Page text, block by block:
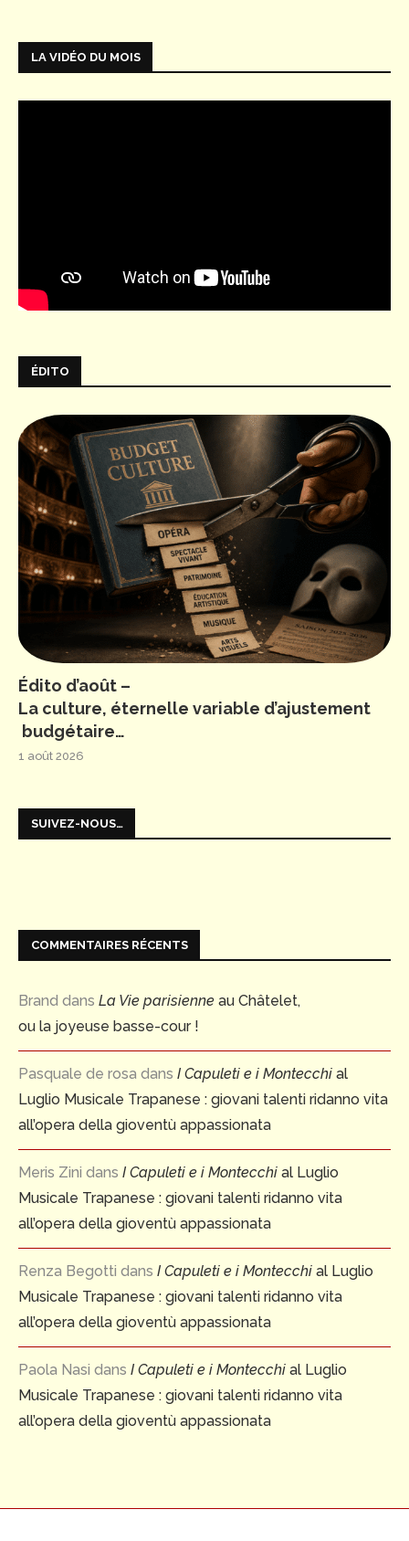
LA VIDÉO DU MOIS
ÉDITO
Édito d’août –
La culture, éternelle variable d’ajustement
budgétaire…
1 août 2026
SUIVEZ-NOUS…
COMMENTAIRES RÉCENTS
Brand dans La Vie parisienne au Châtelet,
ou la joyeuse basse-cour !
Pasquale de rosa dans I Capuleti e i Montecchi al
Luglio Musicale Trapanese : giovani talenti ridanno vita
all’opera della gioventù appassionata
Meris Zini dans I Capuleti e i Montecchi al Luglio
Musicale Trapanese : giovani talenti ridanno vita
all’opera della gioventù appassionata
Renza Begotti dans I Capuleti e i Montecchi al Luglio
Musicale Trapanese : giovani talenti ridanno vita
all’opera della gioventù appassionata
Paola Nasi dans I Capuleti e i Montecchi al Luglio
Musicale Trapanese : giovani talenti ridanno vita
all’opera della gioventù appassionata